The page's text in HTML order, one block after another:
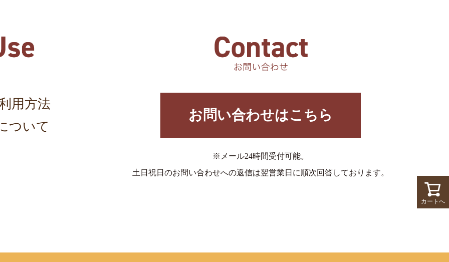
カートへ
用方法
ついて
お問い合わせはこちら
※メール24時間受付可能。
土日祝日のお問い合わせへの返信は翌営業日に順次回答しております。